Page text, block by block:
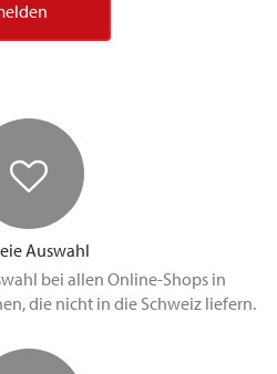
Auswahl
bei allen Online-Shops in
die nicht in die Schweiz liefern.